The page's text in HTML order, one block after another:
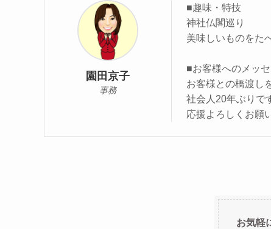
園田京子
事務
■趣味・特技
神社仏閣巡り
美味しいものをた
■お客様へのメッ
お客様との橋渡し
社会人20年ぶりで
応援よろしくお願
お気軽